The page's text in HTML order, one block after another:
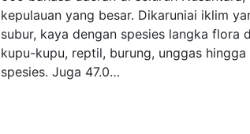
kepulauan yang besar. Dikaruniai iklim
subur, kaya dengan spesies langka flora
kupu-kupu, reptil, burung, unggas
spesies. Juga 47.0…